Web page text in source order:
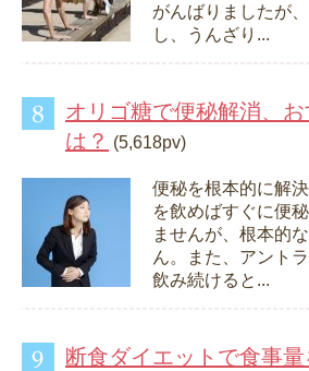
がんばりましたが
し、うんざり...
オリゴ糖で便秘解消、
は？ (5,618pv)
便秘を根本的に解
を飲めばすぐに便
ませんが、根本的
ん。また、アント
飲み続けると...
断食ダイエットで食事